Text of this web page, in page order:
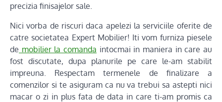
precizia finisajelor sale.
Nici vorba de riscuri daca apelezi la serviciile oferite de
catre societatea Expert Mobilier! Iti vom furniza piesele
de mobilier la comanda intocmai in maniera in care au
fost discutate, dupa planurile pe care le-am stabilit
impreuna. Respectam termenele de finalizare a
comenzilor si te asiguram ca nu va trebui sa astepti nici
macar o zi in plus fata de data in care ti-am promis ca